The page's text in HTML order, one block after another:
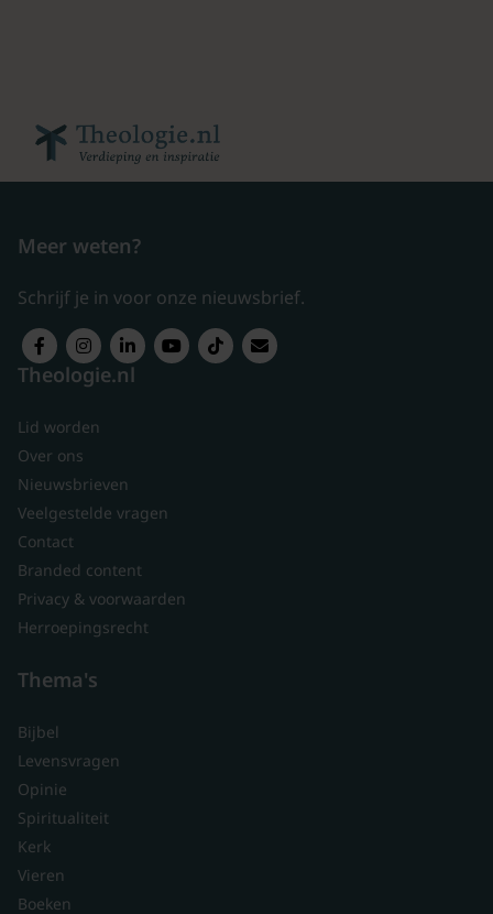
Meer weten?
Schrijf je in voor onze nieuwsbrief.
Theologie.nl
Lid worden
Over ons
Nieuwsbrieven
Veelgestelde vragen
Contact
Branded content
Privacy & voorwaarden
Herroepingsrecht
Thema's
Bijbel
Levensvragen
Opinie
Spiritualiteit
Kerk
Vieren
Boeken